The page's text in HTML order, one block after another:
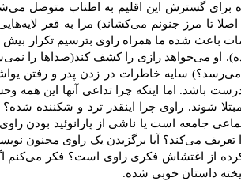
گسترش این اقلیم به اطناب متوصل
مرز جنونم می‌کشاند) مرا به قعر لایه‌هایی
باعث شده ما همراه راوی بترسیم
او می‌خواهد رازی را کشف کند(صدا‌ها را
سایه خاطرات در زدن پدر و رفتن
اما اینکه چرا تداعی آنها این همه
شوند. راوی چرا اینقدر ترد و شکننده
است یا ناشی از پارانوئید بودن
می‌کند؟ آیا برگزیدن یک راوی مجنون
از اغتشاش فکری راوی است؟ فکر می‌کنم
داستان خوبی شده.